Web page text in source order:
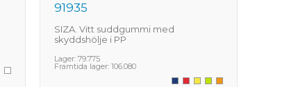
91935
SIZA. Vitt suddgummi med
skyddshölje i PP
Lager:79.775
Framtida lager:106.080